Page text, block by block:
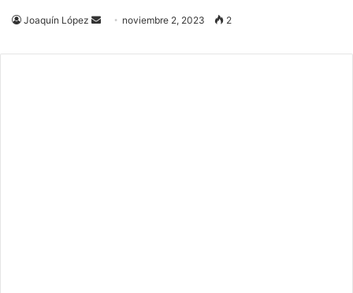
Joaquín López
Send
email
noviembre 2, 2023 2